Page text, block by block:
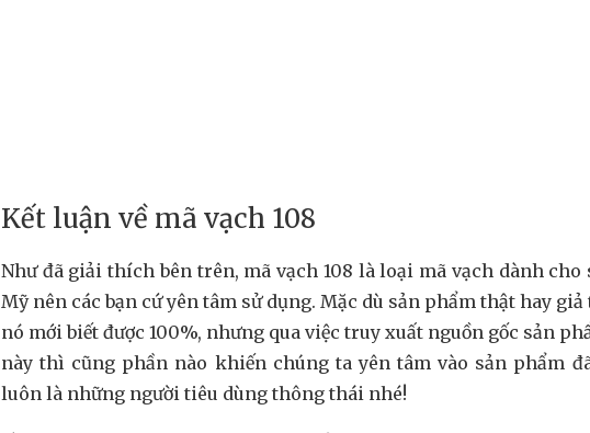
Kết luận về mã vạch 108
Như đã giải thích bên trên, mã vạch 108 là loại mã vạch dành
Mỹ nên các bạn cứ yên tâm sử dụng. Mặc dù sản phẩm thật hay
nó mới biết được 100%, nhưng qua việc truy xuất nguồn gốc sản
này thì cũng phần nào khiến chúng ta yên tâm vào sản phẩm
luôn là những người tiêu dùng thông thái nhé!